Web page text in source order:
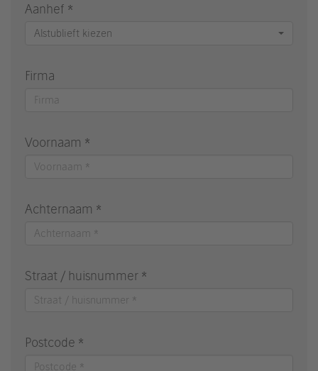
Aanhef *
Alstublieft kiezen
Firma
Voornaam *
Achternaam *
Straat / huisnummer *
Postcode *